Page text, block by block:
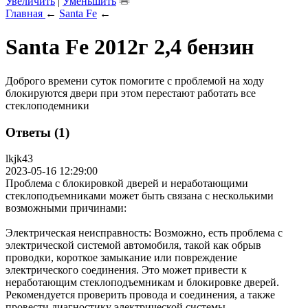
Главная ← Santa Fe ←
Santa Fe 2012г 2,4 бензин
Доброго времени суток помогите с проблемой на ходу
блокируются двери при этом перестают работать все
стеклоподемники
Ответы (1)
lkjk43
2023-05-16 12:29:00
Проблема с блокировкой дверей и неработающими
стеклоподъемниками может быть связана с несколькими
возможными причинами:
Электрическая неисправность: Возможно, есть проблема с
электрической системой автомобиля, такой как обрыв
проводки, короткое замыкание или повреждение
электрического соединения. Это может привести к
неработающим стеклоподъемникам и блокировке дверей.
Рекомендуется проверить провода и соединения, а также